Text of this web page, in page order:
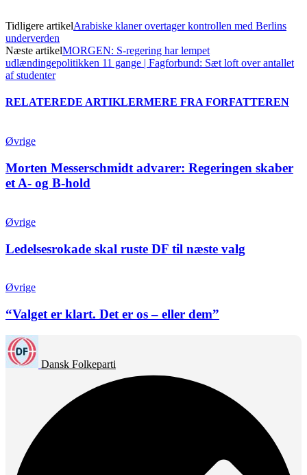
Tidligere artikelArabiske klaner overtager kontrollen med Berlins
underverden
Næste artikelMORGEN: S-regering har lempet
udlændingepolitikken 11 gange | Fagforbund: Sæt loft over antallet
af studenter
RELATEREDE ARTIKLERMERE FRA FORFATTEREN
Øvrige
Morten Messerschmidt advarer: Regeringen skaber
et A- og B-hold
Øvrige
Ledelsesrokade skal ruste DF til næste valg
Øvrige
“Valget er klart. Det er os – eller dem”
Dansk Folkeparti